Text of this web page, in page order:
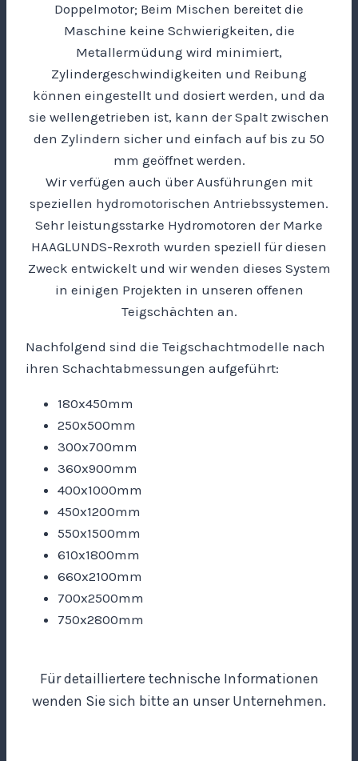
Doppelmotor; Beim Mischen bereitet die
Maschine keine Schwierigkeiten, die
Metallermüdung wird minimiert,
Zylindergeschwindigkeiten und Reibung
können eingestellt und dosiert werden, und da
sie wellengetrieben ist, kann der Spalt zwischen
den Zylindern sicher und einfach auf bis zu 50
mm geöffnet werden.
Wir verfügen auch über Ausführungen mit
speziellen hydromotorischen Antriebssystemen.
Sehr leistungsstarke Hydromotoren der Marke
HAAGLUNDS-Rexroth wurden speziell für diesen
Zweck entwickelt und wir wenden dieses System
in einigen Projekten in unseren offenen
Teigschächten an.
Nachfolgend sind die Teigschachtmodelle nach
ihren Schachtabmessungen aufgeführt:
180x450mm
250x500mm
300x700mm
360x900mm
400x1000mm
450x1200mm
550x1500mm
610x1800mm
660x2100mm
700x2500mm
750x2800mm
Für detailliertere technische Informationen
wenden Sie sich bitte an unser Unternehmen.